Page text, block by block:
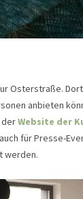
Osterstraße.
anbieten
derWebsite der
für Presse-
werden.